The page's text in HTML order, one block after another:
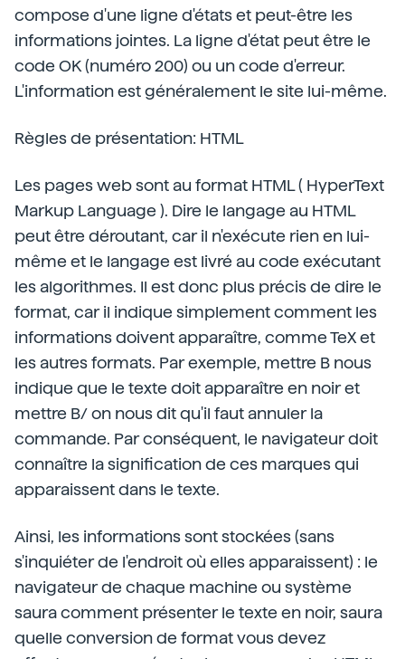
compose d'une ligne d'états et peut-être les
informations jointes. La ligne d'état peut être le
code OK (numéro 200) ou un code d'erreur.
L'information est généralement le site lui-même.
Règles de présentation: HTML
Les pages web sont au format HTML ( HyperText
Markup Language ). Dire le langage au HTML
peut être déroutant, car il n'exécute rien en lui-
même et le langage est livré au code exécutant
les algorithmes. Il est donc plus précis de dire le
format, car il indique simplement comment les
informations doivent apparaître, comme TeX et
les autres formats. Par exemple, mettre B nous
indique que le texte doit apparaître en noir et
mettre B/ on nous dit qu'il faut annuler la
commande. Par conséquent, le navigateur doit
connaître la signification de ces marques qui
apparaissent dans le texte.
Ainsi, les informations sont stockées (sans
s'inquiéter de l'endroit où elles apparaissent) : le
navigateur de chaque machine ou système
saura comment présenter le texte en noir, saura
quelle conversion de format vous devez